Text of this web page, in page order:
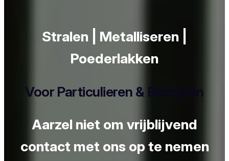
Stralen | Metalliseren |
Poederlakken
Voor Particulieren & Bedrijven
Aarzel niet om vrijblijvend
contact met ons op te nemen